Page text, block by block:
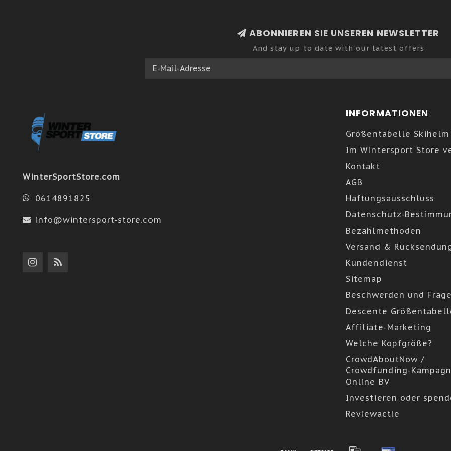
um Giftstoffe zu
ordnungsgemäße
Einsatz von
Baumwollpflanzen
angebaut wird, trägt
reduzieren – wir
Transportwege zu
aus Bio-Baumwolle
Produktion wird
Arbeitspraktiken
Arbeitsorganisation
die unsere Waren
UNSER PROZESS
Alle unsere
aus recyceltem
Wir besuchten die
was wir überwältigend
wie aus Plastikflaschen
Plastikflaschen
geschnitten, die
Anschließend
Anschließend
ABONNIEREN SIE UNSEREN NEWSLETTER
And stay up to date with our latest offers
WinterSportStore.com
0614891825
info@wintersport-store.com
INFORMATIONEN
Größentabelle Skihelm
Im Wintersport Store
Kontakt
AGB
Haftungsausschluss
Datenschutz-
Bezahlmethoden
Versand &
Kundendienst
Sitemap
Beschwerden und
Descente
Affiliate-Marketing
Welche Kopfgröße?
CrowdAboutNow /
Crowdfunding-
Online BV
Investieren oder
Reviewactie